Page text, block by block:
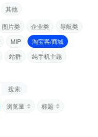
其他
图片类 企业类
导航类
MIP
淘宝客/商城
站群
纯手机主题
搜索
浏览量
标题